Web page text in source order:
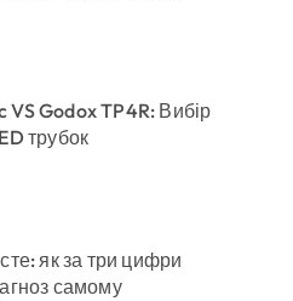
VS Godox TP4R: Вибір
трубок
як за три цифри
самому